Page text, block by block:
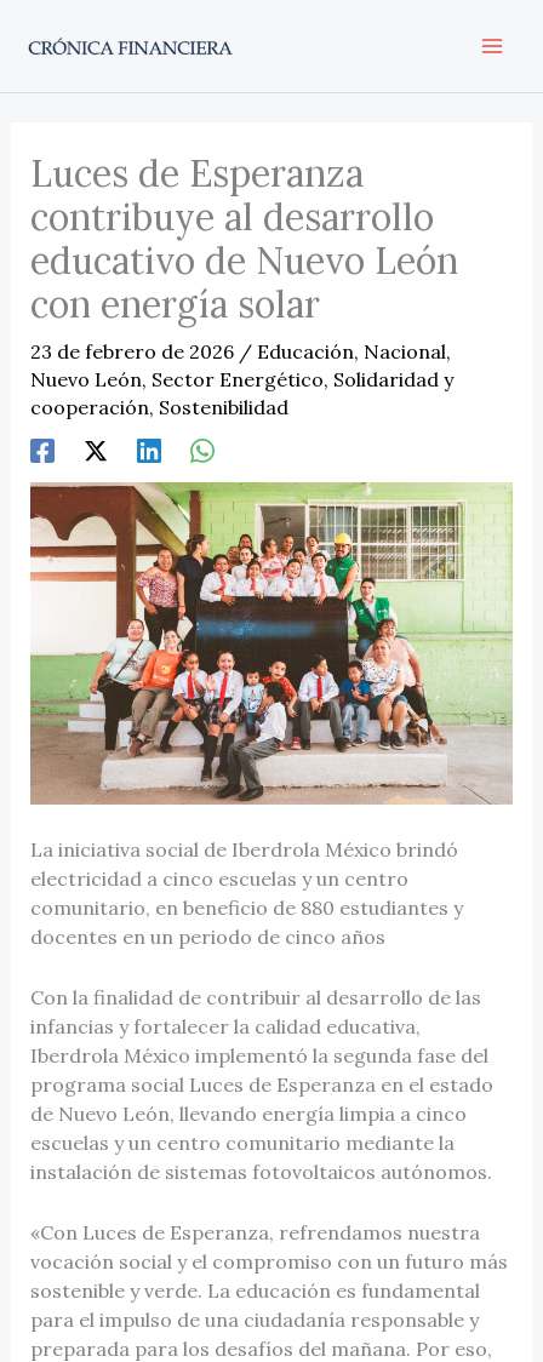
Luces de Esperanza
contribuye al desarrollo
educativo de Nuevo León
con energía solar
23 de febrero de 2026 / Educación, Nacional,
Nuevo León, Sector Energético, Solidaridad y
cooperación, Sostenibilidad
La iniciativa social de Iberdrola México brindó
electricidad a cinco escuelas y un centro
comunitario, en beneficio de 880 estudiantes y
docentes en un periodo de cinco años
Con la finalidad de contribuir al desarrollo de las
infancias y fortalecer la calidad educativa,
Iberdrola México implementó la segunda fase del
programa social Luces de Esperanza en el estado
de Nuevo León, llevando energía limpia a cinco
escuelas y un centro comunitario mediante la
instalación de sistemas fotovoltaicos autónomos.
«Con Luces de Esperanza, refrendamos nuestra
vocación social y el compromiso con un futuro más
sostenible y verde. La educación es fundamental
para el impulso de una ciudadanía responsable y
preparada para los desafíos del mañana. Por eso,